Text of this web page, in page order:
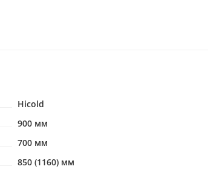
Hicold
900 мм
700 мм
850 (1160) мм